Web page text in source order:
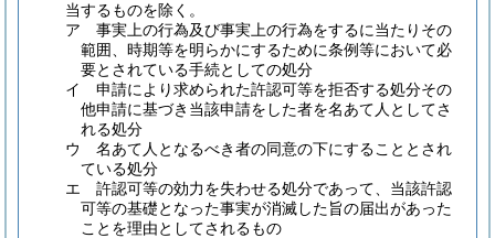
当するものを除く。
ア
事実上の行為及び事実上の行為をするに当たりその
範囲、時期等を明らかにするために条例等において必
要とされている手続としての処分
イ
申請により求められた許認可等を拒否する処分その
他申請に基づき当該申請をした者を名あて人としてさ
れる処分
ウ
名あて人となるべき者の同意の下にすることとされ
ている処分
エ
許認可等の効力を失わせる処分であって、当該許認
可等の基礎となった事実が消滅した旨の届出があった
ことを理由としてされるもの